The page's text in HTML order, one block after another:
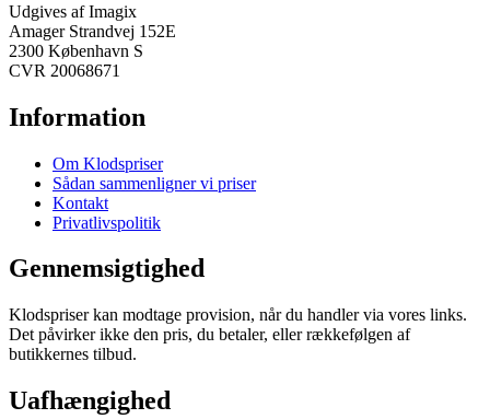
Udgives af Imagix
Amager Strandvej 152E
2300 København S
CVR 20068671
Information
Om Klodspriser
Sådan sammenligner vi priser
Kontakt
Privatlivspolitik
Gennemsigtighed
Klodspriser kan modtage provision, når du handler via vores links.
Det påvirker ikke den pris, du betaler, eller rækkefølgen af
butikkernes tilbud.
Uafhængighed